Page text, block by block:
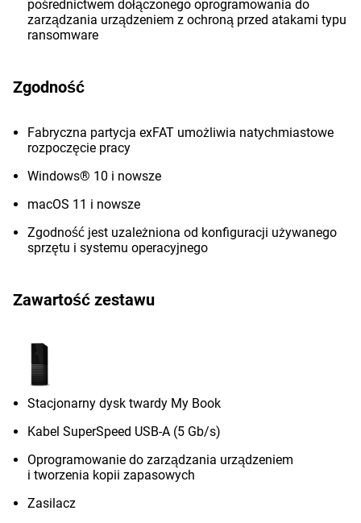
pośrednictwem dołączonego oprogramowania do
zarządzania urządzeniem z ochroną przed atakami typu
ransomware
Zgodność
Fabryczna partycja exFAT umożliwia natychmiastowe
rozpoczęcie pracy
Windows® 10 i nowsze
macOS 11 i nowsze
Zgodność jest uzależniona od konfiguracji używanego
sprzętu i systemu operacyjnego
Zawartość zestawu
Stacjonarny dysk twardy My Book
Kabel SuperSpeed USB-A (5 Gb/s)
Oprogramowanie do zarządzania urządzeniem
i tworzenia kopii zapasowych
Zasilacz